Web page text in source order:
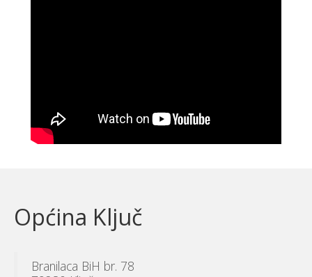
Općina Ključ
Branilaca BiH br. 78